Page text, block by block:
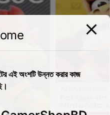
এই অংশটি উন্নত করার কাজ